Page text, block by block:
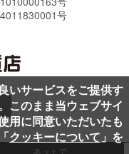
号
ネットで
いサービスをご提供す
このまま当ウェブサイ
用に同意いただいたも
クッキーについて 」を